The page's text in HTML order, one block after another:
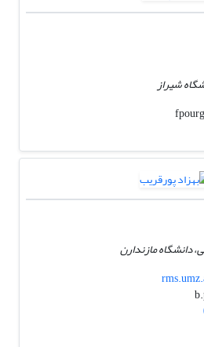
شیراز
دانشگاه مازندارن